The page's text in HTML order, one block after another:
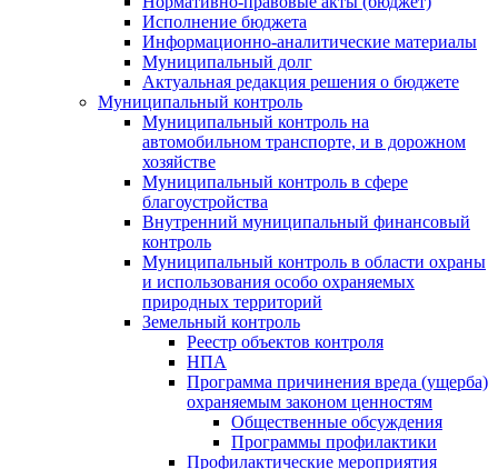
Исполнение бюджета
Информационно-аналитические материалы
Муниципальный долг
Актуальная редакция решения о бюджете
Муниципальный контроль
Муниципальный контроль на
автомобильном транспорте, и в дорожном
хозяйстве
Муниципальный контроль в сфере
благоустройства
Внутренний муниципальный финансовый
контроль
Муниципальный контроль в области охраны
и использования особо охраняемых
природных территорий
Земельный контроль
Реестр объектов контроля
НПА
Программа причинения вреда (ущерба)
охраняемым законом ценностям
Общественные обсуждения
Программы профилактики
Профилактические мероприятия